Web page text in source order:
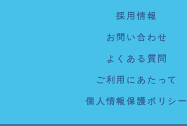
採用情報
お問い合わせ
よくある質問
ご利用にあたって
個人情報保護ポリシー